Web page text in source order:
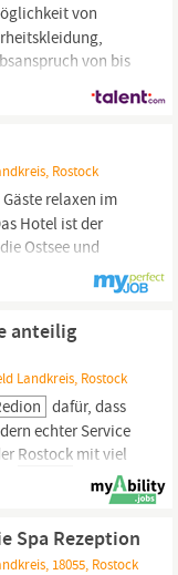
von
von bis
inklusive
bei Sport-,
Rostock
Gäste relaxen im
Hotel ist der
Ostsee und
Zur
Ab sofort als
anteilig
Landkreis, Rostock
dafür, dass
echter Service
Rostock mit viel
oder
Spa Rezeption
18055, Rostock